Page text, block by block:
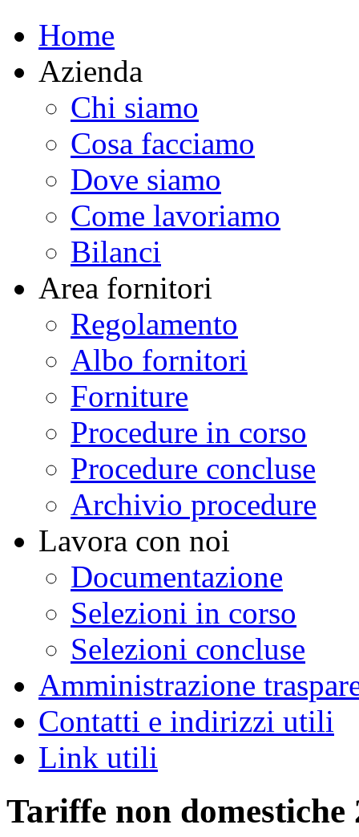
Home
Azienda
Chi siamo
Cosa facciamo
Dove siamo
Come lavoriamo
Bilanci
Area fornitori
Regolamento
Albo fornitori
Forniture
Procedure in corso
Procedure concluse
Archivio procedure
Lavora con noi
Documentazione
Selezioni in corso
Selezioni concluse
Amministrazione
Contatti e indirizzi utili
Link utili
Tariffe non domestiche